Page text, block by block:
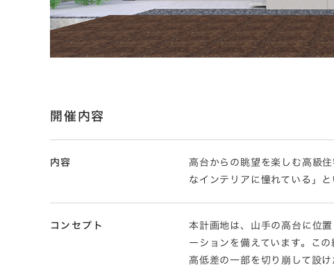
開催内容
内容
高台からの眺望を楽しむ高級
なインテリアに憧れている」
コンセプト
本計画地は、山手の高台に位
ーションを備えています。こ
高低差の一部を切り崩して設